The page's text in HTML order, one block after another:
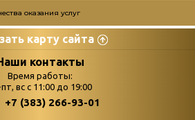
оказания услуг
карту сайта
поступлений
контакты
Время работы:
вс с 11:00 до 19:00
+7 (383) 266-93-01